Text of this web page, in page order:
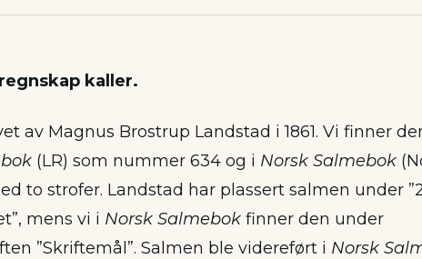
kaller.
av Magnus Brostrup Landstad i 1861. Vi finner
(LR) som nummer 634 og i Norsk Salmebok
to strofer. Landstad har plassert salmen under
mens vi i Norsk Salmebok finner den under
”Skriftemål”. Salmen ble videreført i Norsk